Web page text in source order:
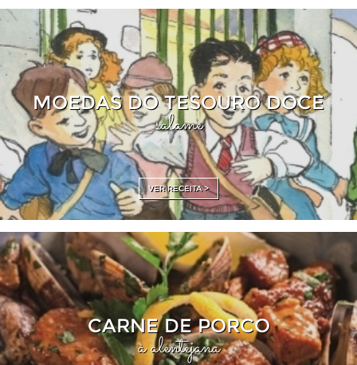
MOEDAS DO TESOURO DOCE
salame
VER RECEITA >
CARNE DE PORCO
à alentejana